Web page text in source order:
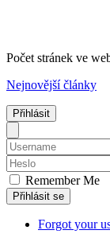
Počet stránek ve
Nejnovější články
Přihlásit
Remember Me
Přihlásit se
Forgot your